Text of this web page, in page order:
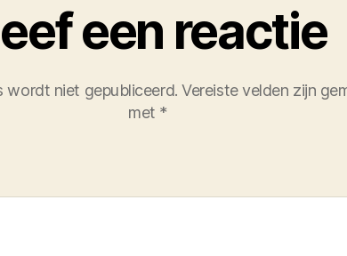
een reactie
wordt niet gepubliceerd. Vereiste velden zijn
met *